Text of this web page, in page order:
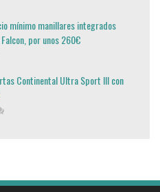
mínimo manillares integrados
por unos 260€
Continental Ultra Sport III con